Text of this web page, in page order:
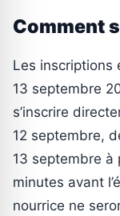
Comment
Les inscriptions
13 septembre
s’inscrire
12 septembre,
13 septembre à
minutes avant
nourrice ne